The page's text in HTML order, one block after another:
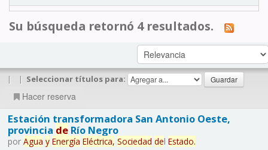
Su búsqueda retornó 4 resultados.
| | Seleccionar títulos para:
Hacer reserva
Estación transformadora San Antonio Oeste,
provincia deRío Negro
por Agua y Energía Eléctrica, Sociedad del Estado.